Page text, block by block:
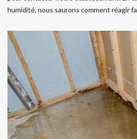
humidité, nous saurons comment réagir